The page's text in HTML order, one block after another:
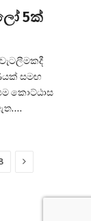
5ක්
සමඟ
කොට්ඨාස
Next